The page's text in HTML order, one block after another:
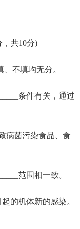
共10分)
不填均无分。
条件有关，通过
病菌污染食品、食
范围相一致。
的机体新的感染。